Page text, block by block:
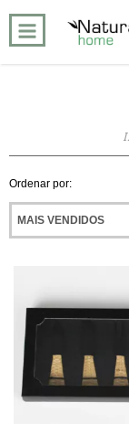
Ordenar por: